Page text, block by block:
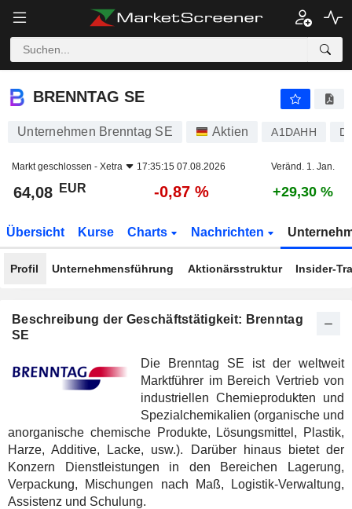
BRENNTAG SE
BRENNTAG SE
Unternehmen Brenntag SE Aktien A1DAHH
Markt geschlossen - Xetra 17:35:15 07.08.2026 Veränd. 1. Jan.
64,08 EUR -0,87 % +29,30 %
Übersicht Kurse Charts Nachrichten
Profil Unternehmensführung Aktionärsstruktur Insider-
Beschreibung der Geschäftstätigkeit: Brenntag
SE
Die Brenntag SE ist der weltweit
Marktführer im Bereich Vertrieb von
industriellen Chemieprodukten und
Spezialchemikalien (organische und
anorganische chemische Produkte, Lösungsmittel, Plastik,
Harze, Additive, Lacke, usw.). Darüber hinaus bietet der
Konzern Dienstleistungen in den Bereichen Lagerung,
Verpackung, Mischungen nach Maß, Logistik-Verwaltung,
Assistenz und Schulung.